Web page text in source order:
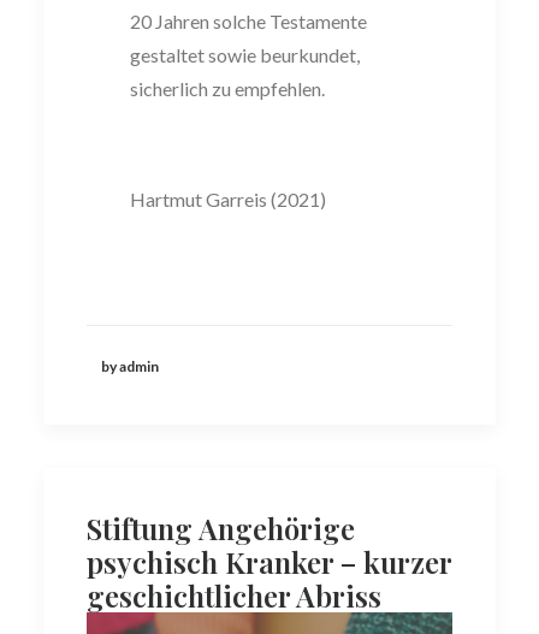
20 Jahren solche Testamente
gestaltet sowie beurkundet,
sicherlich zu empfehlen.
Hartmut Garreis (2021)
by admin
Stiftung Angehörige
psychisch Kranker – kurzer
geschichtlicher Abriss